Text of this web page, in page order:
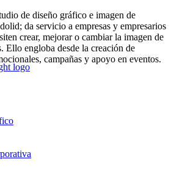
de diseño gráfico e imagen de
da servicio a empresas y empresarios
crear, mejorar o cambiar la imagen de
Ello engloba desde la creación de
campañas y apoyo en eventos.